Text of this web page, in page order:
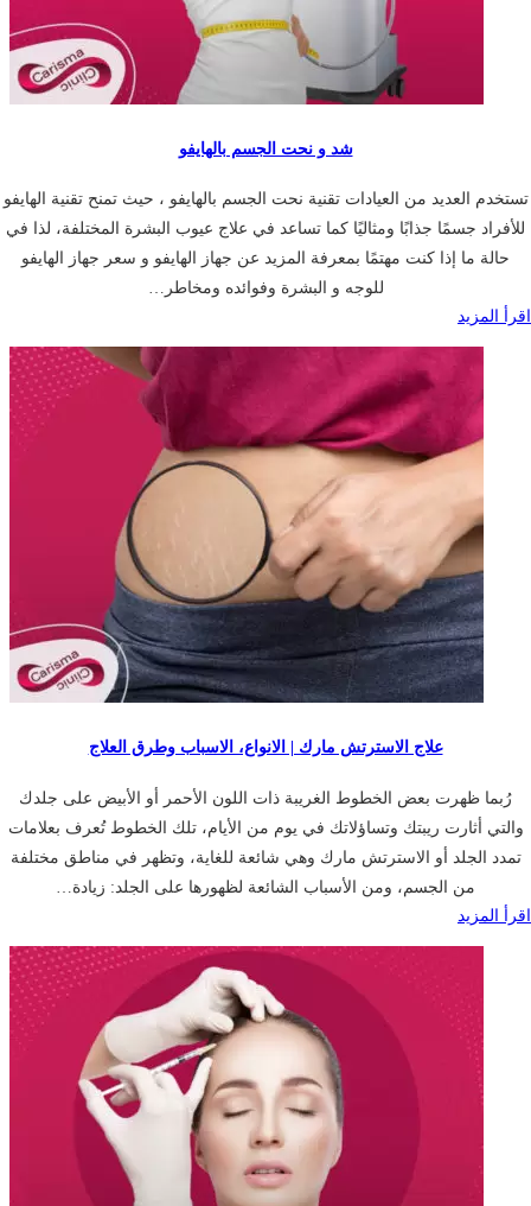
شد و نحت الجسم بالهايفو
تستخدم العديد من العيادات تقنية نحت الجسم بالهايفو ، حيث تمنح تقنية الهايفو
للأفراد جسمًا جذابًا ومثاليًا كما تساعد في علاج عيوب البشرة المختلفة، لذا في
حالة ما إذا كنت مهتمًا بمعرفة المزيد عن جهاز الهايفو و سعر جهاز الهايفو
للوجه و البشرة وفوائده ومخاطر…
اقرأ المزيد
علاج الاسترتش مارك | الانواع، الاسباب وطرق العلاج
رُبما ظهرت بعض الخطوط الغريبة ذات اللون الأحمر أو الأبيض على جلدك
والتي أثارت ريبتك وتساؤلاتك في يوم من الأيام، تلك الخطوط تُعرف بعلامات
تمدد الجلد أو الاسترتش مارك وهي شائعة للغاية، وتظهر في مناطق مختلفة
من الجسم، ومن الأسباب الشائعة لظهورها على الجلد: زيادة…
اقرأ المزيد